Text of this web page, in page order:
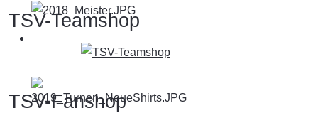
TSV-Teamshop
TSV-Fanshop